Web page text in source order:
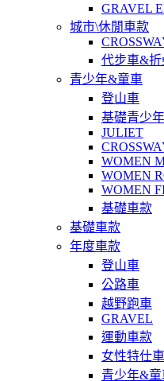
GRAVEL
城市\休閒車款
代步車&折
青少年&童車
登山車
基礎青少
JULIET
WOMEN
WOMEN
WOMEN
基礎車款
基礎車款
年度車款
登山車
公路車
越野跑車
GRAVEL
運動車款
女性特仕車
青少年&童